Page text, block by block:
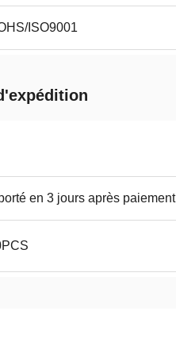
ISO9001
en 3 jours après paiement